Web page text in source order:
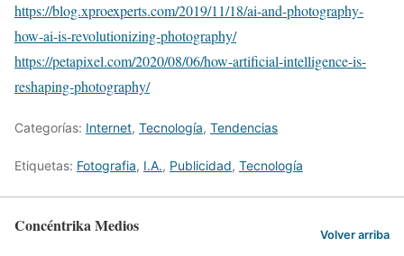
https://blog.xproexperts.com/2019/11/18/ai-and-photography-
how-ai-is-revolutionizing-photography/
https://petapixel.com/2020/08/06/how-artificial-intelligence-is-
reshaping-photography/
Categorías: Internet, Tecnologí­a, Tendencias
Etiquetas: Fotografia, I.A., Publicidad, Tecnologí­a
Concéntrika Medios Volver arriba